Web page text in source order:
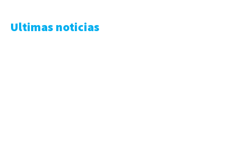
Ultimas noticias